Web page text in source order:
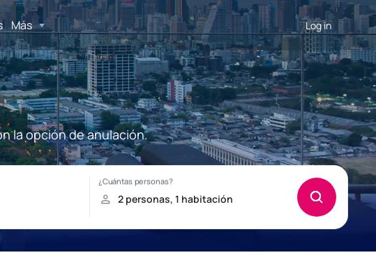
Más Log in
la opción de anulación.